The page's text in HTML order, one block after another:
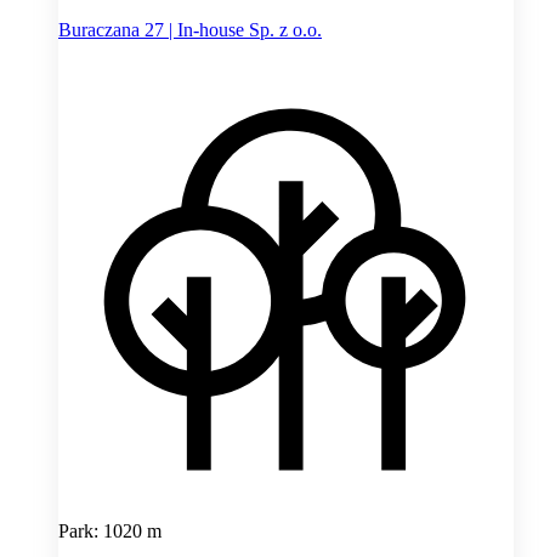
Buraczana 27 | In-house Sp. z o.o.
Park: 1020 m